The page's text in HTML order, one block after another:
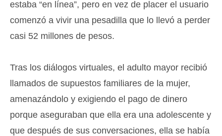
estaba “en línea”, pero en vez de placer el usuario
comenzó a vivir una pesadilla que lo llevó a perder
casi 52 millones de pesos.
Tras los diálogos virtuales, el adulto mayor recibió
llamados de supuestos familiares de la mujer,
amenazándolo y exigiendo el pago de dinero
porque aseguraban que ella era una adolescente y
que después de sus conversaciones, ella se había